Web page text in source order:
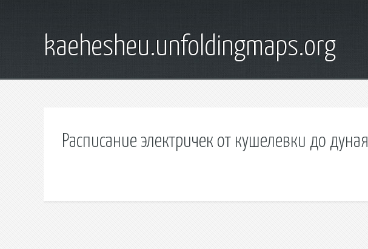
kaehesheu.unfoldingmaps.org
Расписание электричек от кушелевки до дуная